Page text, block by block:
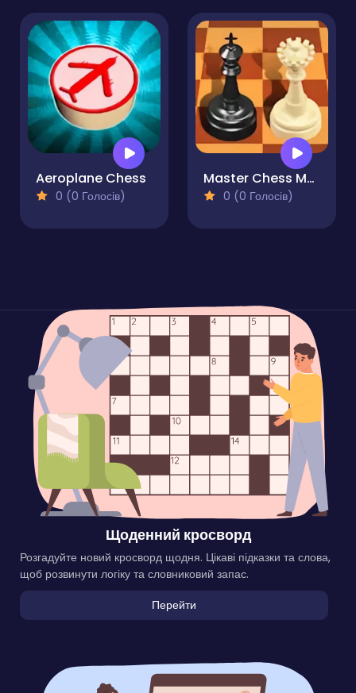
Aeroplane Chess
0 (0 Голосів)
Master Chess Multiplayer
0 (0 Голосів)
Щоденний кросворд
Розгадуйте новий кросворд щодня. Цікаві підказки та слова,
щоб розвинути логіку та словниковий запас.
Перейти